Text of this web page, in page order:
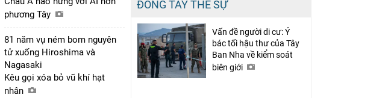
Facebook
phương Tây
81 năm vụ ném bom nguyên
tử xuống Hiroshima và
Nagasaki
Kêu gọi xóa bỏ vũ khí hạt
nhân
ĐÔNG TÂY THẾ SỰ
Vấn đề người di cư: Ý
bác tối hậu thư của Tây
Ban Nha về kiểm soát
biên giới